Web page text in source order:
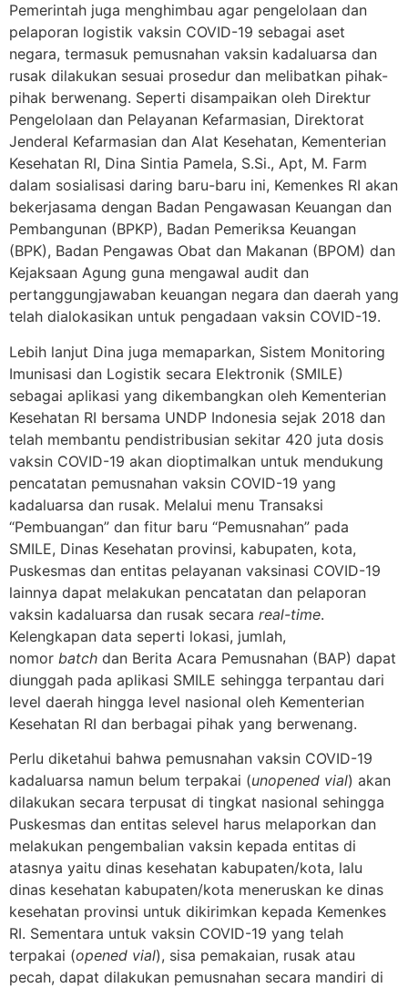
Pemerintah juga menghimbau agar pengelolaan dan
pelaporan logistik vaksin COVID-19 sebagai aset
negara, termasuk pemusnahan vaksin kadaluarsa dan
rusak dilakukan sesuai prosedur dan melibatkan pihak-
pihak berwenang. Seperti disampaikan oleh Direktur
Pengelolaan dan Pelayanan Kefarmasian, Direktorat
Jenderal Kefarmasian dan Alat Kesehatan, Kementerian
Kesehatan RI, Dina Sintia Pamela, S.Si., Apt, M. Farm
dalam sosialisasi daring baru-baru ini, Kemenkes RI akan
bekerjasama dengan Badan Pengawasan Keuangan dan
Pembangunan (BPKP), Badan Pemeriksa Keuangan
(BPK), Badan Pengawas Obat dan Makanan (BPOM) dan
Kejaksaan Agung guna mengawal audit dan
pertanggungjawaban keuangan negara dan daerah yang
telah dialokasikan untuk pengadaan vaksin COVID-19.
Lebih lanjut Dina juga memaparkan, Sistem Monitoring
Imunisasi dan Logistik secara Elektronik (SMILE)
sebagai aplikasi yang dikembangkan oleh Kementerian
Kesehatan RI bersama UNDP Indonesia sejak 2018 dan
telah membantu pendistribusian sekitar 420 juta dosis
vaksin COVID-19 akan dioptimalkan untuk mendukung
pencatatan pemusnahan vaksin COVID-19 yang
kadaluarsa dan rusak. Melalui menu Transaksi
“Pembuangan” dan fitur baru “Pemusnahan” pada
SMILE, Dinas Kesehatan provinsi, kabupaten, kota,
Puskesmas dan entitas pelayanan vaksinasi COVID-19
lainnya dapat melakukan pencatatan dan pelaporan
vaksin kadaluarsa dan rusak secara real-time.
Kelengkapan data seperti lokasi, jumlah,
nomor batch dan Berita Acara Pemusnahan (BAP) dapat
diunggah pada aplikasi SMILE sehingga terpantau dari
level daerah hingga level nasional oleh Kementerian
Kesehatan RI dan berbagai pihak yang berwenang.
Perlu diketahui bahwa pemusnahan vaksin COVID-19
kadaluarsa namun belum terpakai (unopened vial) akan
dilakukan secara terpusat di tingkat nasional sehingga
Puskesmas dan entitas selevel harus melaporkan dan
melakukan pengembalian vaksin kepada entitas di
atasnya yaitu dinas kesehatan kabupaten/kota, lalu
dinas kesehatan kabupaten/kota meneruskan ke dinas
kesehatan provinsi untuk dikirimkan kepada Kemenkes
RI. Sementara untuk vaksin COVID-19 yang telah
terpakai (opened vial), sisa pemakaian, rusak atau
pecah, dapat dilakukan pemusnahan secara mandiri di